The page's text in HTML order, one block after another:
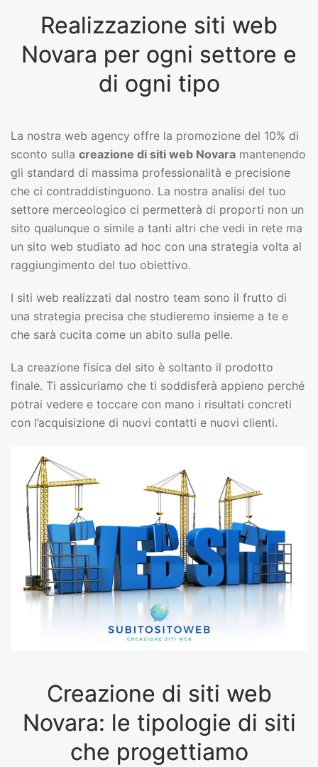
Realizzazione siti web
Novara per ogni settore e
di ogni tipo
La nostra web agency offre la promozione del 10% di
sconto sulla creazione di siti web Novara mantenendo
gli standard di massima professionalità e precisione
che ci contraddistinguono. La nostra analisi del tuo
settore merceologico ci permetterà di proporti non un
sito qualunque o simile a tanti altri che vedi in rete ma
un sito web studiato ad hoc con una strategia volta al
raggiungimento del tuo obiettivo.
I siti web realizzati dal nostro team sono il frutto di
una strategia precisa che studieremo insieme a te e
che sarà cucita come un abito sulla pelle.
La creazione fisica del sito è soltanto il prodotto
finale. Ti assicuriamo che ti soddisferà appieno perché
potrai vedere e toccare con mano i risultati concreti
con l’acquisizione di nuovi contatti e nuovi clienti.
Creazione di siti web
Novara: le tipologie di siti
che progettiamo